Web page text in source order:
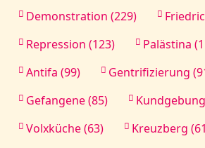
Demonstration (229)
Repression (123)
Palästina
Antifa (99)
Gentrifizierung
Gefangene (85)
Volxküche (63)
Kreuzberg